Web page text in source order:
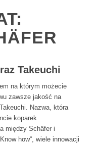
Takeuchi
na którym możecie
zawsze jakość na
Nazwa, która
koparek
między Schäfer i
how“, wiele innowacji